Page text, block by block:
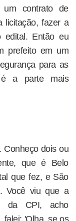
contrato de
licitação, fazer a
edital. Então eu
prefeito em um
para as
é a parte mais
Conheço dois ou
que é Belo
que fez, e São
Você viu que a
da CPI, acho
falei: 'Olha, se os